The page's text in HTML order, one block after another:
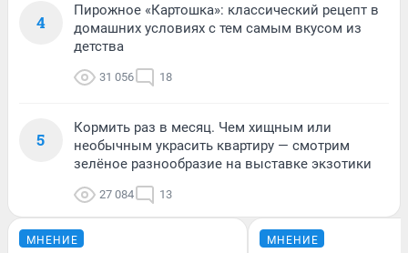
4
Пирожное «Картошка»: классический рецепт в
домашних условиях с тем самым вкусом из
детства
31 056 18
5
Кормить раз в месяц. Чем хищным или
необычным украсить квартиру — смотрим
зелёное разнообразие на выставке экзотики
27 084 13
МНЕНИЕ МНЕНИЕ